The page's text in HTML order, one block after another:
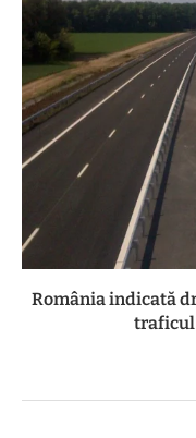
România indicată
traficul